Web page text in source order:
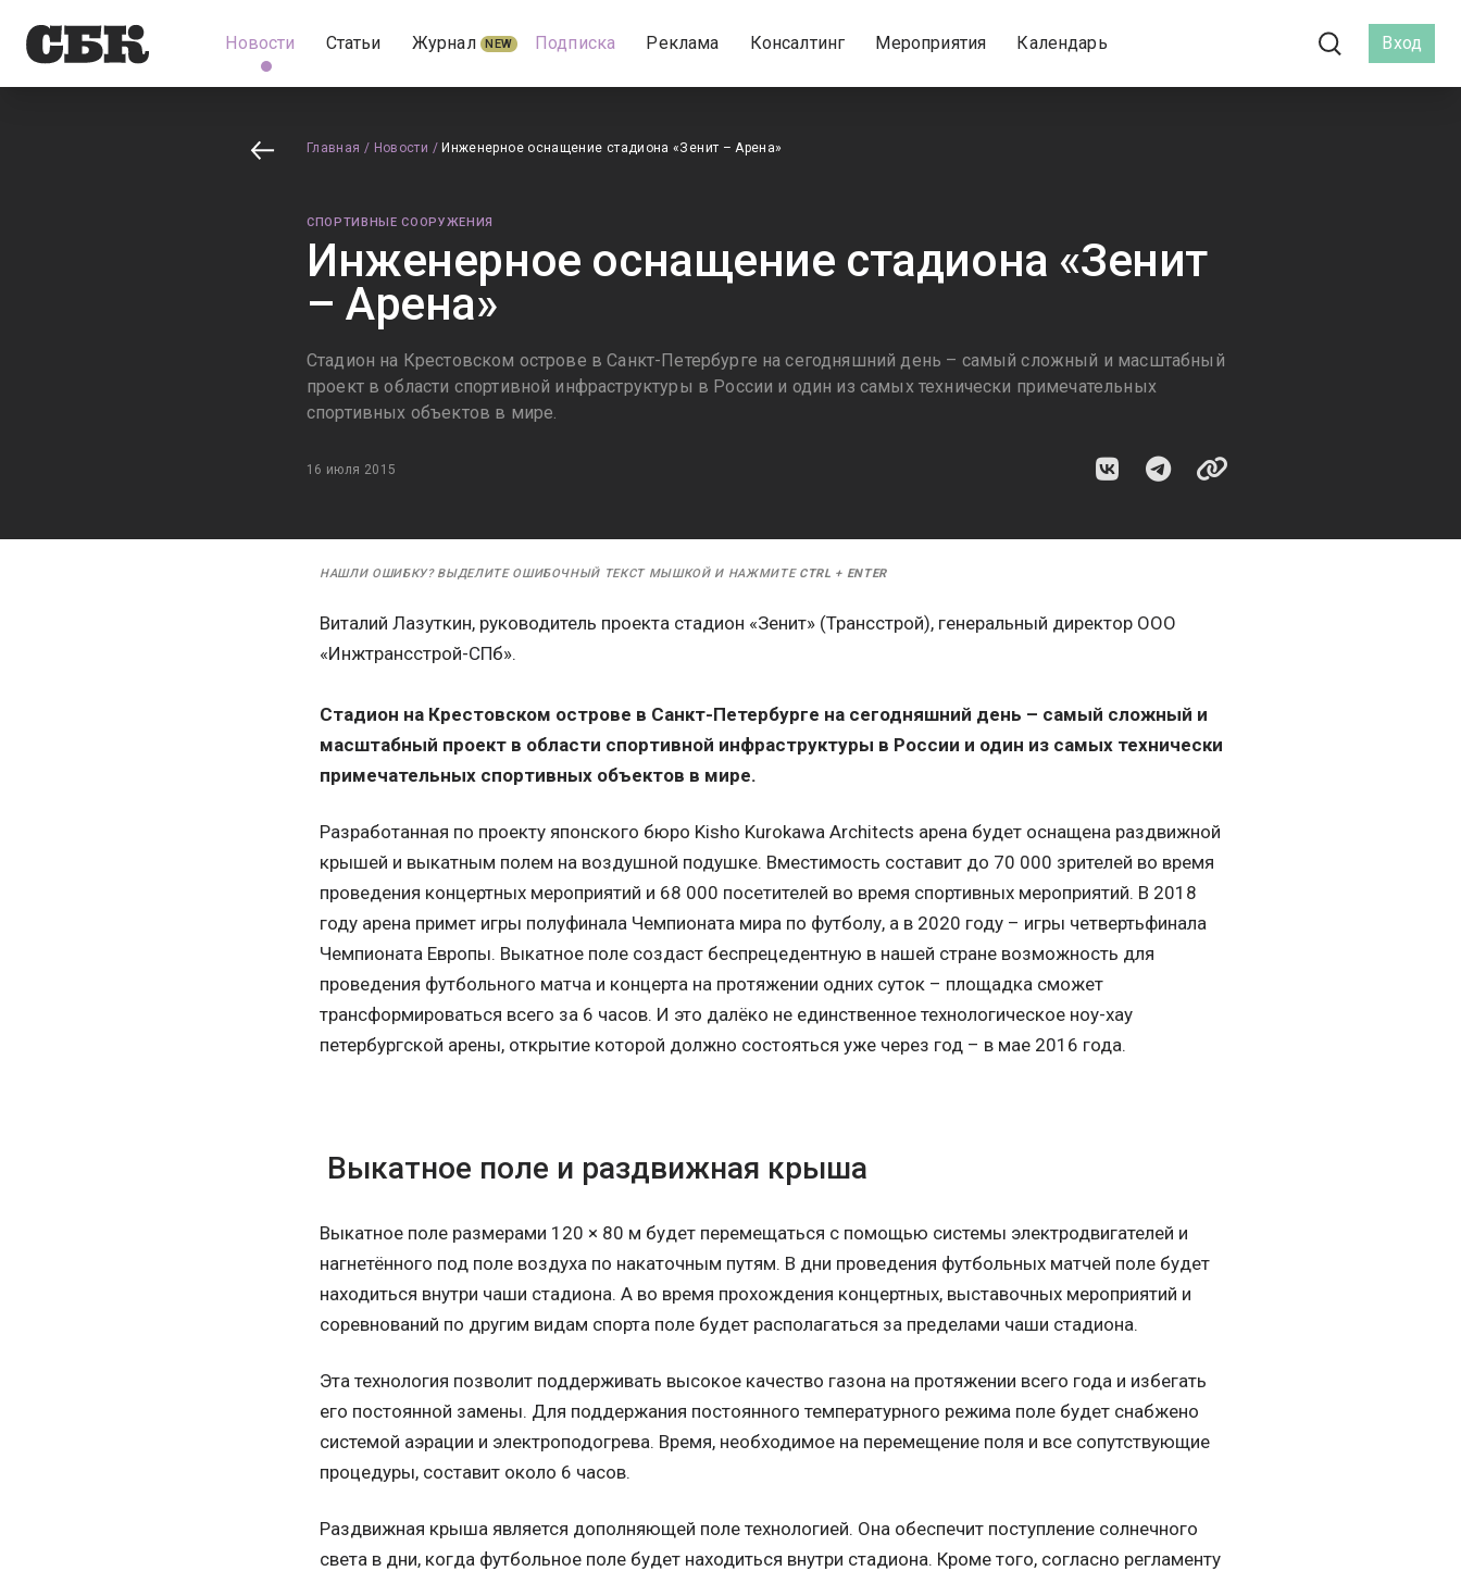
Новости Статьи Журнал NEW Подписка Реклама Консалтинг Мероприятия Календарь Вход
Главная / Новости / Инженерное оснащение стадиона «Зенит – Арена»
СПОРТИВНЫЕ СООРУЖЕНИЯ
Инженерное оснащение стадиона «Зенит
– Арена»
Стадион на Крестовском острове в Санкт-Петербурге на сегодняшний день – самый сложный и масштабный
проект в области спортивной инфраструктуры в России и один из самых технически примечательных
спортивных объектов в мире.
16 июля 2015
НАШЛИ ОШИБКУ? ВЫДЕЛИТЕ ОШИБОЧНЫЙ ТЕКСТ МЫШКОЙ И НАЖМИТЕ CTRL + ENTER
Виталий Лазуткин, руководитель проекта стадион «Зенит» (Трансстрой), генеральный директор ООО
«Инжтрансстрой-СПб».
Стадион на Крестовском острове в Санкт-Петербурге на сегодняшний день – самый сложный и
масштабный проект в области спортивной инфраструктуры в России и один из самых технически
примечательных спортивных объектов в мире.
Разработанная по проекту японского бюро Kisho Kurokawa Architects арена будет оснащена раздвижной
крышей и выкатным полем на воздушной подушке. Вместимость составит до 70 000 зрителей во время
проведения концертных мероприятий и 68 000 посетителей во время спортивных мероприятий. В 2018
году арена примет игры полуфинала Чемпионата мира по футболу, а в 2020 году – игры четвертьфинала
Чемпионата Европы. Выкатное поле создаст беспрецедентную в нашей стране возможность для
проведения футбольного матча и концерта на протяжении одних суток – площадка сможет
трансформироваться всего за 6 часов. И это далёко не единственное технологическое ноу-хау
петербургской арены, открытие которой должно состояться уже через год – в мае 2016 года.
Выкатное поле и раздвижная крыша
Выкатное поле размерами 120 × 80 м будет перемещаться с помощью системы электродвигателей и
нагнетённого под поле воздуха по накаточным путям. В дни проведения футбольных матчей поле будет
находиться внутри чаши стадиона. А во время прохождения концертных, выставочных мероприятий и
соревнований по другим видам спорта поле будет располагаться за пределами чаши стадиона.
Эта технология позволит поддерживать высокое качество газона на протяжении всего года и избегать
его постоянной замены. Для поддержания постоянного температурного режима поле будет снабжено
системой аэрации и электроподогрева. Время, необходимое на перемещение поля и все сопутствующие
процедуры, составит около 6 часов.
Раздвижная крыша является дополняющей поле технологией. Она обеспечит поступление солнечного
света в дни, когда футбольное поле будет находиться внутри стадиона. Кроме того, согласно регламенту